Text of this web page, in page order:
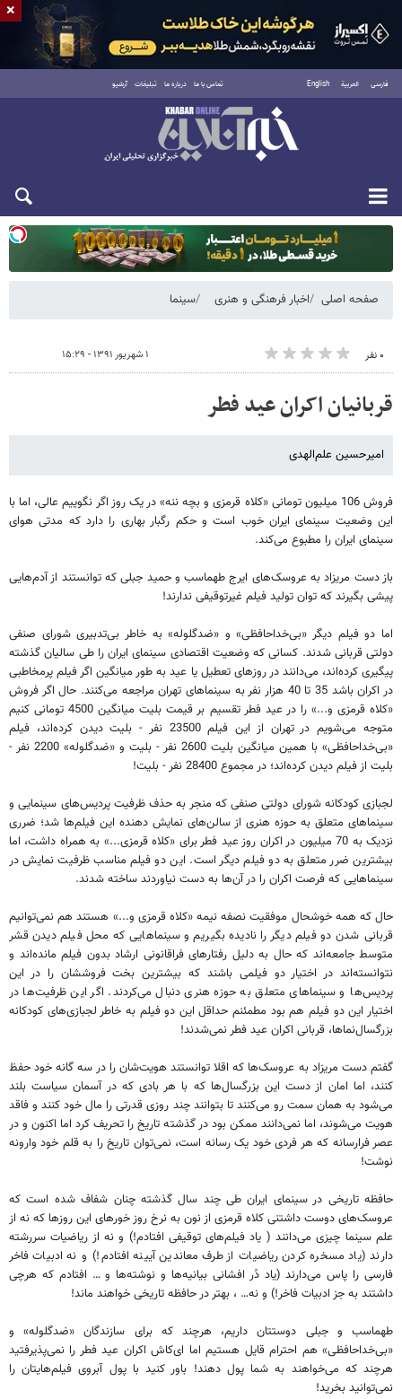
فارسی العربية English تماس با ما درباره ما تبلیغات آرشیو
یکشنبه ۱۸ مرداد ۱۴۰۵
صفحه اصلی اخبار فرهنگی و هنری سینما
۰ نفر ۱ شهریور ۱۳۹۱ - ۱۵:۲۹
قربانیان اکران عید فطر
امیرحسین علم‌الهدی
فروش 106 میلیون تومانی «کلاه قرمزی و بچه ننه» در یک روز اگر نگوییم عالی، اما با
این وضعیت سینمای ایران خوب است و حکم رگبار بهاری را دارد که مدتی هوای
سینمای ایران را مطبوع می‌کند.
باز دست مریزاد به عروسک‌های ایرج طهماسب و حمید جبلی که توانستند از آدم‌هایی
پیشی بگیرند که توان تولید فیلم غیرتوقیفی ندارند!
اما دو فیلم دیگر «بی‌خداحافظی» و «ضدگلوله» به خاطر بی‌تدبیری شورای صنفی
دولتی قربانی شدند. کسانی که وضعیت اقتصادی سینمای ایران را طی سالیان گذشته
پیگیری کرده‌اند، می‌دانند در روزهای تعطیل یا عید به طور میانگین اگر فیلم پرمخاطبی
در اکران باشد 35 تا 40 هزار نفر به سینماهای تهران مراجعه می‌کنند. حال اگر فروش
«کلاه قرمزی و...» را در عید فطر تقسیم بر قیمت بلیت میانگین 4500 تومانی کنیم
متوجه می‌شویم در تهران از این فیلم 23500 نفر - بلیت دیدن کرده‌اند، فیلم
«بی‌خداحافظی» با همین میانگین بلیت 2600 نفر - بلیت و «ضدگلوله» 2200 نفر -
بلیت از فیلم دیدن کرده‌اند؛ در مجموع 28400 نفر - بلیت
!
لجبازی کودکانه شورای دولتی صنفی که منجر به حذف ظرفیت پردیس‌های سینمایی و
سینماهای متعلق به حوزه هنری از سالن‌های نمایش دهنده این فیلم‌ها شد؛ ضرری
نزدیک به 70 میلیون در اکران روز عید فطر برای «کلاه قرمزی...» به همراه داشت، اما
بیشترین ضرر متعلق به دو فیلم دیگر است. این دو فیلم مناسب ظرفیت نمایش در
سینماهایی که فرصت اکران را در آن‌ها به دست نیاوردند ساخته شدند.
حال که همه خوشحال موفقیت نصفه نیمه «کلاه قرمزی و...» هستند هم نمی‌توانیم
قربانی شدن دو فیلم دیگر را نادیده بگیریم و سینماهایی که محل فیلم دیدن قشر
متوسط جامعه‌اند که حال به دلیل رفتارهای فراقانونی ارشاد بدون فیلم مانده‌اند و
نتوانسته‌اند در اختیار دو فیلمی باشند که بیشترین بخت فروششان را در این
پردیس‌ها و سینماهای متعلق به حوزه هنری دنبال می‌کردند. اگر این ظرفیت‌ها در
اختیار این دو فیلم هم بود مطمئنم حداقل این دو فیلم به خاطر لجبازی‌های کودکانه
بزرگسال‌نماها، قربانی اکران عید فطر نمی‌شدند!
گفتم دست مریزاد به عروسک‌ها که اقلا توانستند هویت‌شان را در سه گانه خود حفظ
کنند، اما امان از دست این بزرگسال‌ها که با هر بادی که در آسمان سیاست بلند
می‌شود به همان سمت رو می‌کنند تا بتوانند چند روزی قدرتی را مال خود کنند و فاقد
هویت می‌شوند، اما نمی‌دانند ممکن بود در گذشته تاریخ را تحریف کرد اما اکنون و در
عصر فرارسانه که هر فردی خود یک رسانه است، نمی‌توان تاریخ را به قلم خود وارونه
نوشت!
حافظه تاریخی در سینمای ایران طی چند سال گذشته چنان شفاف شده است که
عروسک‌های دوست داشتنی کلاه قرمزی از نون به نرخ روز خورهای این روزها که نه از
علم سینما چیزی می‌دانند ( یاد فیلم‌های توقیفی افتادم!) و نه از ریاضیات سررشته
دارند (یاد مسخره کردن ریاضیات از طرف معاندین آیینه افتادم!) و نه ادبیات فاخر
فارسی را پاس می‌دارند (یاد دُر افشانی بیانیه‌ها و نوشته‌ها و … افتادم که هرچی
داشتند به جز ادبیات فاخر!) و نه… ، بهتر در حافظه تاریخی خواهند ماند!
طهماسب و جبلی دوستتان داریم، هرچند که برای سازندگان «ضدگلوله» و
«بی‌خداحافظی» هم احترام قایل هستیم اما ای‌کاش اکران عید فطر را نمی‌پذیرفتید
هرچند که می‌خواهند به شما پول دهند! باور کنید با پول آبروی فیلم‌هایتان را
نمی‌توانید بخرید!
×